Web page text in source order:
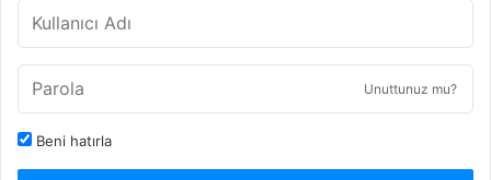
Unuttunuz mu?
Beni hatırla